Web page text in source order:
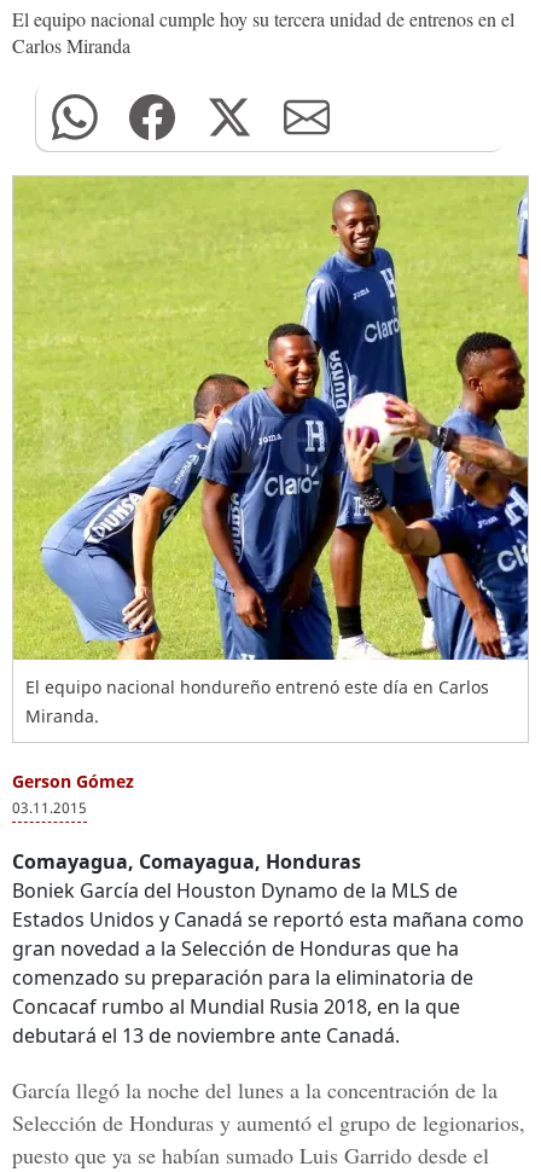
El equipo nacional cumple hoy su tercera unidad de entrenos en el
Carlos Miranda
El equipo nacional hondureño entrenó este día en Carlos
Miranda.
Gerson Gómez
03.11.2015
Comayagua, Comayagua, Honduras
Boniek García del Houston Dynamo de la MLS de
Estados Unidos y Canadá se reportó esta mañana como
gran novedad a la Selección de Honduras que ha
comenzado su preparación para la eliminatoria de
Concacaf rumbo al Mundial Rusia 2018, en la que
debutará el 13 de noviembre ante Canadá.
García llegó la noche del lunes a la concentración de la
Selección de Honduras y aumentó el grupo de legionarios,
puesto que ya se habían sumado Luis Garrido desde el